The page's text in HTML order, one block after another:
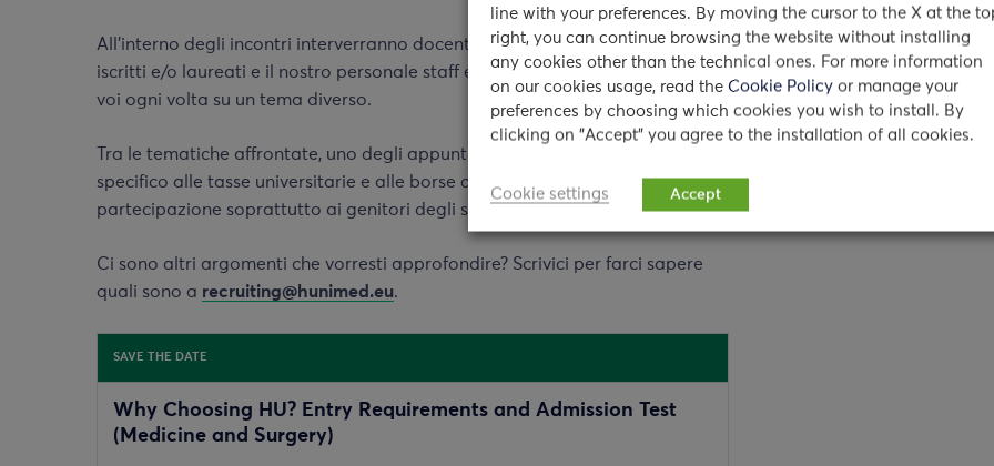
All’interno degli incontri interverranno docenti, esperti del settore, studenti
iscritti e/o laureati e il nostro personale staff e insieme dialogheranno con
voi ogni volta su un tema diverso.
Tra le tematiche affrontate, uno degli appuntamenti sarà dedicato in modo
specifico alle tasse universitarie e alle borse di studio: consigliamo la
partecipazione soprattutto ai genitori degli studenti interessati.
Ci sono altri argomenti che vorresti approfondire? Scrivici per farci sapere
quali sono a recruiting@hunimed.eu.
SAVE THE DATE
Why Choosing HU? Entry Requirements and Admission Test
(Medicine and Surgery)
line with your preferences. By moving the cursor to the X at the
right, you can continue browsing the website without installing
any cookies other than the technical ones. For more information
on our cookies usage, read the Cookie Policy or manage your
preferences by choosing which cookies you wish to install. By
clicking on "Accept" you agree to the installation of all cookies.
Cookie settings Accept